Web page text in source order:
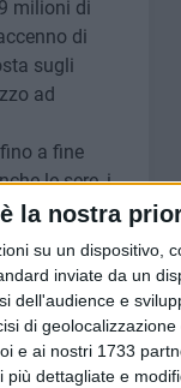
la nostra
su un dispositivo,
inviate da un
dell'audience e
di
e ai nostri 1733
dettagliate e
milioni di
di
sugli
ad
a fine
le sere, i
la gara
ci porterà
oggi.
attuali